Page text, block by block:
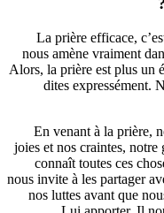
La prière
nous amène
Alors, la prière
dites
En venant à
joies et nos
connaît
nous invite à les
nos luttes